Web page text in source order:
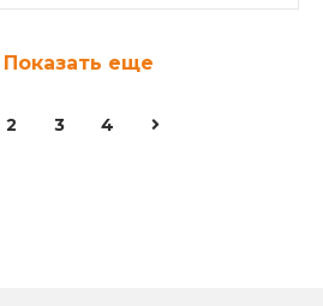
Показать еще
2 3 4